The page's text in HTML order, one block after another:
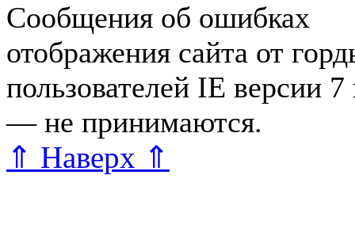
Сообщения об ошибках
отображения сайта от
пользователей IE версии
— не принимаются.
⇑ Наверх ⇑